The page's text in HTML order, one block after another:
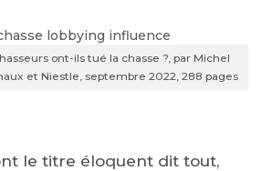
ont-ils tué la chasse ?, par Michel
et Niestle, septembre 2022, 288 pages
le titre éloquent dit tout,